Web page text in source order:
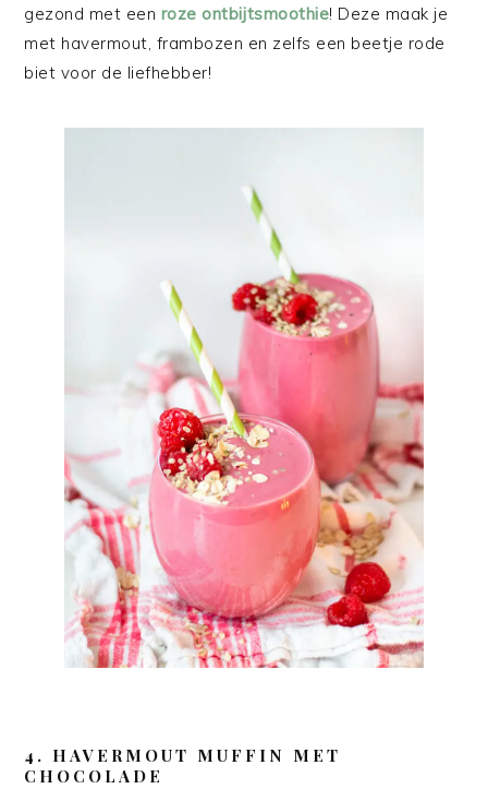
gezond met een roze ontbijtsmoothie! Deze maak je
met havermout, frambozen en zelfs een beetje rode
biet voor de liefhebber!
4. HAVERMOUT MUFFIN MET
CHOCOLADE